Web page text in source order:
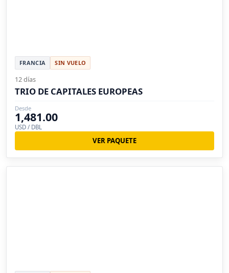
FRANCIA SIN VUELO
12 días
TRIO DE CAPITALES EUROPEAS
Desde
1,481.00
USD / DBL
VER PAQUETE